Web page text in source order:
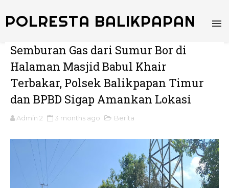
POLRESTA BALIKPAPAN
Semburan Gas dari Sumur Bor di
Halaman Masjid Babul Khair
Terbakar, Polsek Balikpapan Timur
dan BPBD Sigap Amankan Lokasi
Admin 2 3 months ago Berita